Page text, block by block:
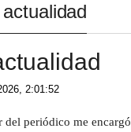
2:01:52
periódico me encargó